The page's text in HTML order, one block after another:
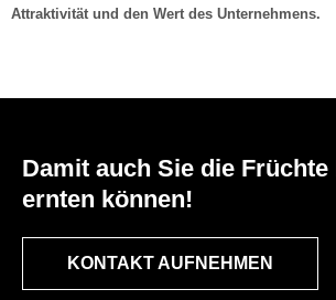
Attraktivität und den Wert des Unternehmens.
Damit auch Sie die
ernten können!
KONTAKT AUFNEHMEN